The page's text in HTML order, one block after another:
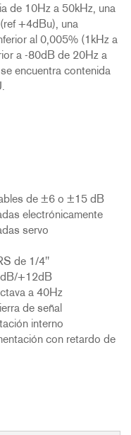
de 10Hz a 50kHz, una
+4dBu), una
al 0,005% (1kHz a
a -80dB de 20Hz a
encuentra contenida
de ±6 o ±15 dB
electrónicamente
servo
de 1/4"
+12dB
a 40Hz
de señal
interno
con retardo de